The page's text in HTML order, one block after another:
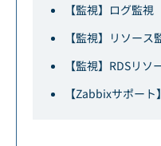
【監視】ログ監視
【監視】リソース
【監視】RDSリソ
【Zabbixサポー